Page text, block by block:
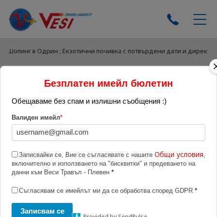
ЕКСКУРЗИИ
ПОЧИВКИ
ЕКСКУРЗИИ ОТ ПЛЕВЕН
КРУИЗИ
ТУРЦИЯ ЛЯТО 2026
ЕКЗОТИКА
БЪЛГАРИЯ 2026
ХОТЕЛИ
в Одрин ; Екзотични почивка с потвърдени дати и
Резервация
ВАШИТЕ ДАННИ
ИМЕ:*
E-MAIL:*
Безплатен имейл бюлетин
Обещаваме без спам и излишни съобщения :)
Валиден имейл*
Записвайки се, Вие се съгласявате с нашите Общи условия
включително и използването на "бисквитки" и предеването на
данни към Веси Травъл - Плевен *
Съгласявам се имейлът ми да се обработва според GDPR *
Записвам се